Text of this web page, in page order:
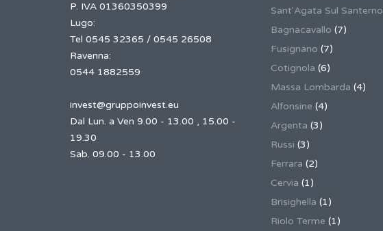
P. IVA 01360350399
Lugo:
Tel 0545 32365 / 0545 26508
Ravenna:
0544 1882559
invest@gruppoinvest.eu
Dal Lun. a Ven 9.00 - 13.00 , 15.00 -
19.30
Sab. 09.00 - 13.00
Sant'Agata Sul Santerno
Bagnacavallo (7)
Fusignano (7)
Cotignola (6)
Massa Lombarda (4)
Alfonsine (4)
Argenta (3)
Russi (3)
Ferrara (2)
Cervia (1)
Brisighella (1)
Riolo Terme (1)